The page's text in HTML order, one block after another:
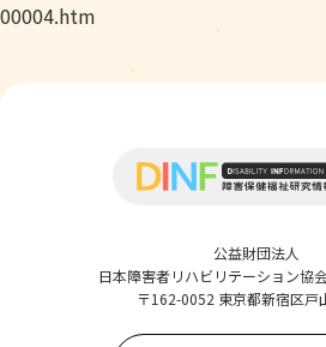
00004.htm
公益財団法人
日本障害者リハビリテーション協
〒162-0052 東京都新宿区戸